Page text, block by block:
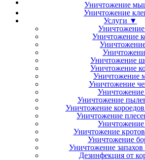
Уничтожение
Уничтожение
Услуги ▼
Уничтожение
Уничтожение
Уничтожение
Уничтожение
Уничтожение
Уничтожение
Уничтожение
Уничтожение
Уничтожение
Уничтожение
Уничтожение запахов
Дезинфекция от